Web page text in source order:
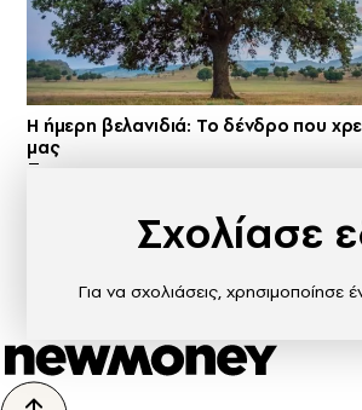
Η ήμερη βελανιδιά: Το δένδρο που
μας
Σχολίασε
Για να σχολιάσεις,